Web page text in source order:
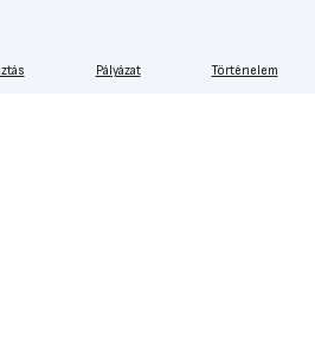
Pályázat Történelem